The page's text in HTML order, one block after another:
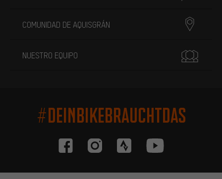
COMUNIDAD DE AQUISGRÁN
NUESTRO EQUIPO
#DEINBIKEBRAUCHTDAS